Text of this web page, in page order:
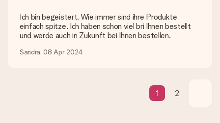
Lieferzeit, Lieferoptionen und Versandkosten
Kann ich ein Lieferdatum wählen?
Bedauerlicherweise ist es momentan (noch) nicht möglich, das
Geschenk zu einem Wunschtermin liefern zu lassen.
Die aktuelle Lieferzeit steht jeweils auf der Produktseite bei
dem Geschenk vermeldet. Du kannst darauf vertrauen, dass
Ich bin begeistert. Wie immer sind ihre Produkte
einfach spitze. Ich haben schon viel bri Ihnen bestellt
und werde auch in Zukunft bei Ihnen bestellen.
Sandra, 08 Apr 2024
1 2